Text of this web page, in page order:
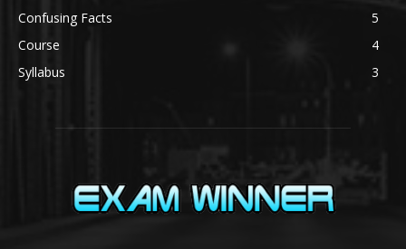
Confusing Facts
5
Course
4
Syllabus
3